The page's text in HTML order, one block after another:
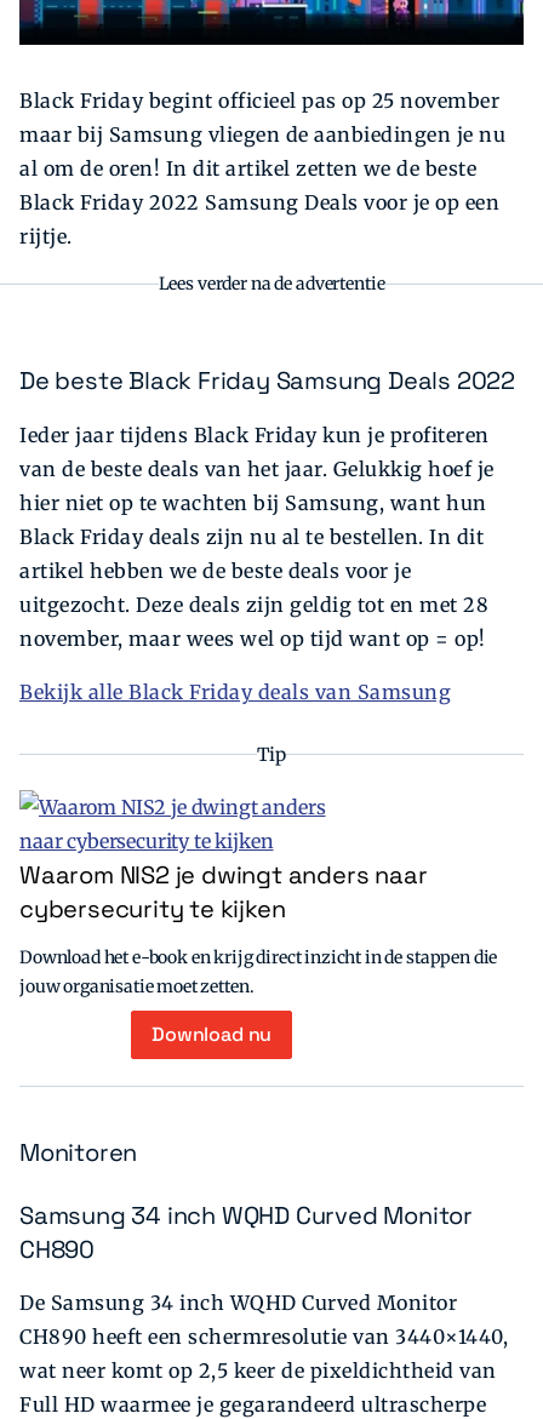
Black Friday begint officieel pas op 25 november
maar bij Samsung vliegen de aanbiedingen je nu
al om de oren! In dit artikel zetten we de beste
Black Friday 2022 Samsung Deals voor je op een
rijtje.
Lees verder na de advertentie
De beste Black Friday Samsung Deals 2022
Ieder jaar tijdens Black Friday kun je profiteren
van de beste deals van het jaar. Gelukkig hoef je
hier niet op te wachten bij Samsung, want hun
Black Friday deals zijn nu al te bestellen. In dit
artikel hebben we de beste deals voor je
uitgezocht. Deze deals zijn geldig tot en met 28
november, maar wees wel op tijd want op = op!
Bekijk alle Black Friday deals van Samsung
Tip
Waarom NIS2 je dwingt anders naar
cybersecurity te kijken
Download het e-book en krijg direct inzicht in de stappen die
jouw organisatie moet zetten.
Download nu
Monitoren
Samsung 34 inch WQHD Curved Monitor
CH890
De Samsung 34 inch WQHD Curved Monitor
CH890 heeft een schermresolutie van 3440×1440,
wat neer komt op 2,5 keer de pixeldichtheid van
Full HD waarmee je gegarandeerd ultrascherpe